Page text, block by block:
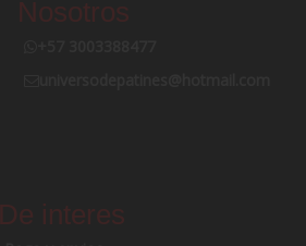
Nosotros
De interes